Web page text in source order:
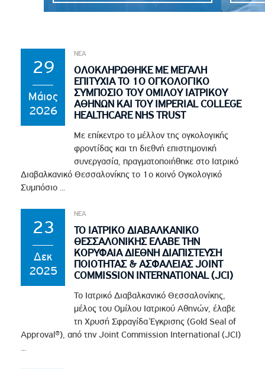
29
Μάιος
2026
ΝΕΑ
ΟΛΟΚΛΗΡΩΘΗΚΕ ΜΕ ΜΕΓΑΛΗ
ΕΠΙΤΥΧΙΑ ΤΟ 1Ο ΟΓΚΟΛΟΓΙΚΟ
ΣΥΜΠΟΣΙΟ ΤΟΥ ΟΜΙΛΟΥ ΙΑΤΡΙΚΟΥ
ΑΘΗΝΩΝ ΚΑΙ ΤΟΥ IMPERIAL COLLEGE
HEALTHCARE NHS TRUST
Με επίκεντρο το μέλλον της ογκολογικής
φροντίδας και τη διεθνή επιστημονική
συνεργασία, πραγματοποιήθηκε στο Ιατρικό
Διαβαλκανικό Θεσσαλονίκης το 1ο κοινό Ογκολογικό
Συμπόσιο ...
23
Δεκ
2025
ΝΕΑ
ΤΟ ΙΑΤΡΙΚΟ ΔΙΑΒΑΛΚΑΝΙΚΟ
ΘΕΣΣΑΛΟΝΙΚΗΣ ΕΛΑΒΕ ΤΗΝ
ΚΟΡΥΦΑΙΑ ΔΙΕΘΝΗ ΔΙΑΠΙΣΤΕΥΣΗ
ΠΟΙΟΤΗΤΑΣ & ΑΣΦΑΛΕΙΑΣ JOINT
COMMISSION INTERNATIONAL (JCI)
Το Ιατρικό Διαβαλκανικό Θεσσαλονίκης,
μέλος του Ομίλου Ιατρικού Αθηνών, έλαβε
τη Χρυσή Σφραγίδα Έγκρισης (Gold Seal of
Approval®), από την Joint Commission International (JCI)
...